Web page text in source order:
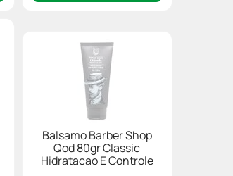
Balsamo Barber Shop
Qod 80gr Classic
Hidratacao E Controle